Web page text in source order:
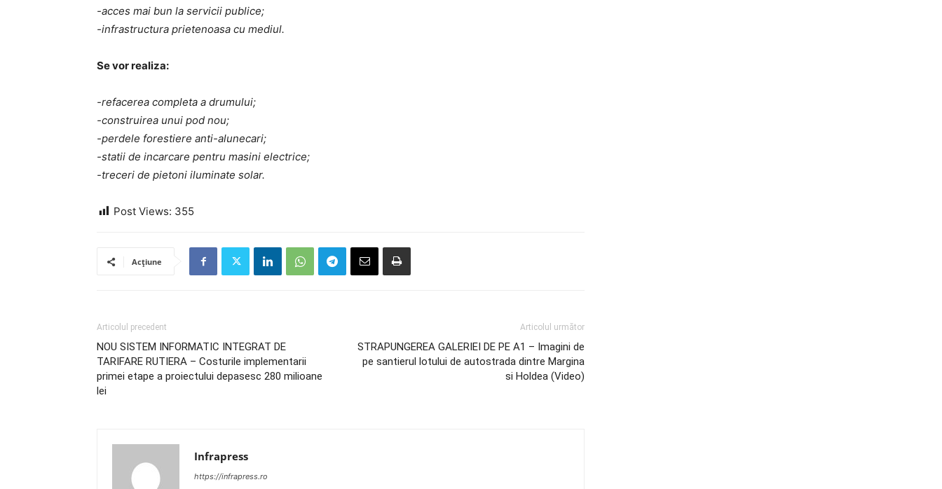
-acces mai bun la servicii publice;
-infrastructura prietenoasa cu mediul.
Se vor realiza:
-refacerea completa a drumului;
-construirea unui pod nou;
-perdele forestiere anti-alunecari;
-statii de incarcare pentru masini electrice;
-treceri de pietoni iluminate solar.
Post Views: 355
Acțiune
Articolul precedent
NOU SISTEM INFORMATIC INTEGRAT DE
TARIFARE RUTIERA – Costurile implementarii
primei etape a proiectului depasesc 280 milioane
lei
Articolul următor
STRAPUNGEREA GALERIEI DE PE A1 – Imagini de
pe santierul lotului de autostrada dintre Margina
si Holdea (Video)
Infrapress
https://infrapress.ro